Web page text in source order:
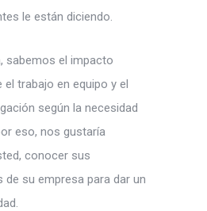
le están diciendo.
sabemos el impacto
trabajo en equipo y el
según la necesidad
eso, nos gustaría
conocer sus
de su empresa para dar un